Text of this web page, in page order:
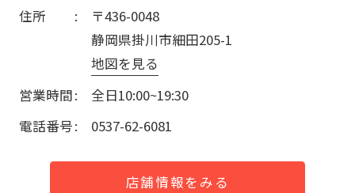
住所
〒436-0048
静岡県掛川市細田205-1
地図を見る
営業時間
全日10:00~19:30
電話番号
0537-62-6081
店舗情報をみる